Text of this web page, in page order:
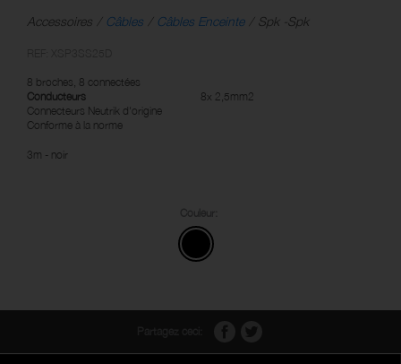
Accessoires Câbles Câbles Enceinte Spk -Spk
8 broches, 8 connectées
Conducteurs
8x 2,5mm2
Connecteurs Neutrik d'origine
Conforme à la norme
3m - noir